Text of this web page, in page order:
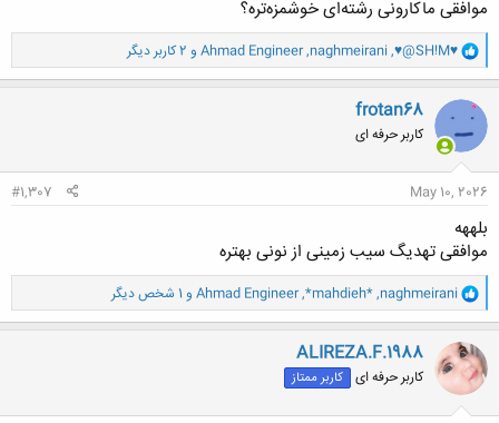
موافقی ماکارونی رشته‌ای خوشمزه‌تره؟
و
ا
ک
ن
ش
ه
ا
♥@SH!M♥
,
naghmeirani
,
Ahmad Engineer و 2 کاربر دیگر
frotan68
کاربر حرفه ای
May 10, 2026
#1,307
بلههه
موافقی تهدیگ سیب زمینی از نونی بهتره
و
ا
ک
ن
ش
ه
ا
naghmeirani
,
*mahdieh*
,
Ahmad Engineer و 1 شخص دیگر
ALIREZA.F.1988
کاربر حرفه ای کاربر ممتاز